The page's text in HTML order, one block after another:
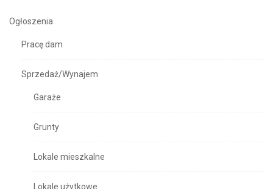
Ogłoszenia
Pracę dam
Sprzedaż/Wynajem
Garaże
Grunty
Lokale mieszkalne
Lokale użytkowe